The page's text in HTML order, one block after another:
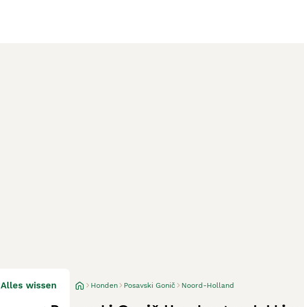
Alles wissen Honden Posavski Gonič Noord-Holland